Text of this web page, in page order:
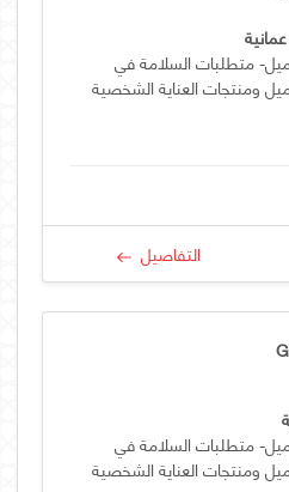
متطلبات السلامة في
ومنتجات العناية الشخصية
التفاصيل
متطلبات السلامة في
ومنتجات العناية الشخصية